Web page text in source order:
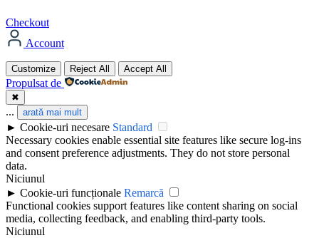
Checkout
Account
Customize Reject All Accept All
Propulsat de
✖
... arată mai mult
► Cookie-uri necesare Standard
Necessary cookies enable essential site features like secure log-ins
and consent preference adjustments. They do not store personal
data.
Niciunul
► Cookie-uri funcționale Remarcă
Functional cookies support features like content sharing on social
media, collecting feedback, and enabling third-party tools.
Niciunul